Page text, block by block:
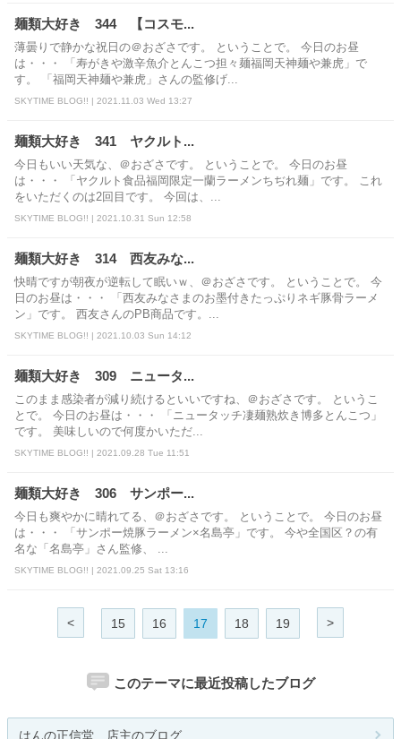
麺類大好き 344 【コスモ...
薄曇りで静かな祝日の＠おざさです。 ということで。 今日のお昼
は・・・ 「寿がきや激辛魚介とんこつ担々麺福岡天神麺や兼虎」で
す。 「福岡天神麺や兼虎」さんの監修げ...
SKYTIME BLOG!! | 2021.11.03 Wed 13:27
麺類大好き 341 ヤクルト...
今日もいい天気な、＠おざさです。 ということで。 今日のお昼
は・・・ 「ヤクルト食品福岡限定一蘭ラーメンちぢれ麺」です。 これ
をいただくのは2回目です。 今回は、...
SKYTIME BLOG!! | 2021.10.31 Sun 12:58
麺類大好き 314 西友みな...
快晴ですが朝夜が逆転して眠いｗ、＠おざさです。 ということで。 今
日のお昼は・・・ 「西友みなさまのお墨付きたっぷりネギ豚骨ラーメ
ン」です。 西友さんのPB商品です。...
SKYTIME BLOG!! | 2021.10.03 Sun 14:12
麺類大好き 309 ニュータ...
このまま感染者が減り続けるといいですね、＠おざさです。 というこ
とで。 今日のお昼は・・・ 「ニュータッチ凄麺熟炊き博多とんこつ」
です。 美味しいので何度かいただ...
SKYTIME BLOG!! | 2021.09.28 Tue 11:51
麺類大好き 306 サンポー...
今日も爽やかに晴れてる、＠おざさです。 ということで。 今日のお昼
は・・・ 「サンポー焼豚ラーメン×名島亭」です。 今や全国区？の有
名な「名島亭」さん監修、 ...
SKYTIME BLOG!! | 2021.09.25 Sat 13:16
< 15 16 17 18 19 >
このテーマに最近投稿したブログ
はんの正信堂 店主のブログ